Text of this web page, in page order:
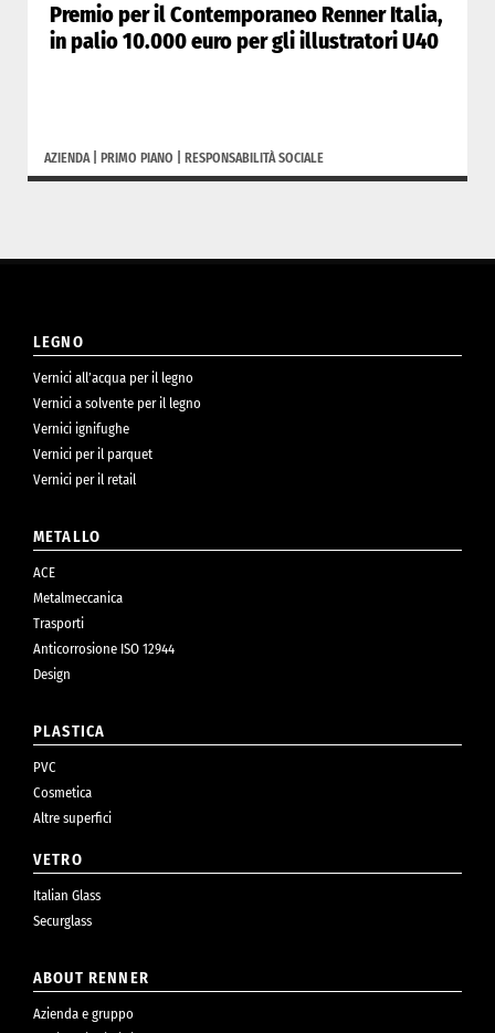
Premio per il Contemporaneo Renner Italia,
in palio 10.000 euro per gli illustratori U40
AZIENDA| PRIMO PIANO RESPONSABILITÀ SOCIALE
LEGNO
Vernici all’acqua per il legno
Vernici a solvente per il legno
Vernici ignifughe
Vernici per il parquet
Vernici per il retail
METALLO
ACE
Metalmeccanica
Trasporti
Anticorrosione ISO 12944
Design
PLASTICA
PVC
Cosmetica
Altre superfici
VETRO
Italian Glass
Securglass
ABOUT RENNER
Azienda e gruppo